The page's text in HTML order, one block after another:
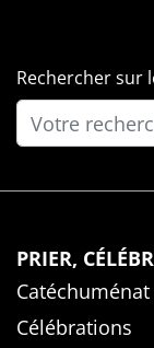
Rechercher sur
PRIER,
Catéchuménat
Célébrations